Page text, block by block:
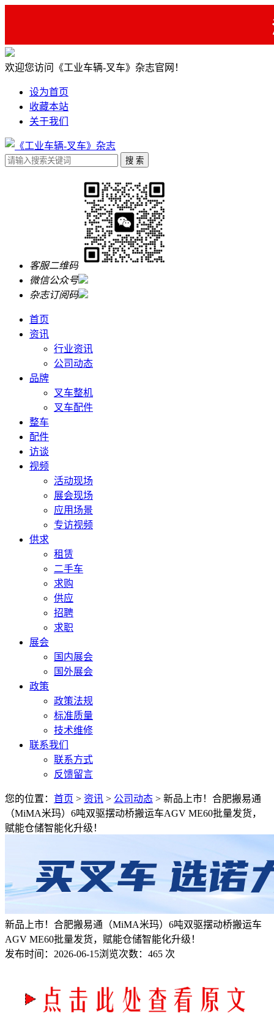
欢迎您访问《工业车辆-叉车》杂志官网！
设为首页
收藏本站
关于我们
客服二维码
微信公众号
杂志订阅码
首页
资讯
行业资讯
公司动态
品牌
叉车整机
叉车配件
整车
配件
访谈
视频
活动现场
展会现场
应用场景
专访视频
供求
租赁
二手车
求购
供应
招聘
求职
展会
国内展会
国外展会
政策
政策法规
标准质量
技术维修
联系我们
联系方式
反馈留言
您的位置： 首页 > 资讯 > 公司动态 > 新品上市！合肥搬易通
（MiMA米玛）6吨双驱摆动桥搬运车AGV ME60批量发货，
赋能仓储智能化升级！
新品上市！合肥搬易通（MiMA米玛）6吨双驱摆动桥搬运车
AGV ME60批量发货，赋能仓储智能化升级！
发布时间： 2026-06-15浏览次数： 465 次